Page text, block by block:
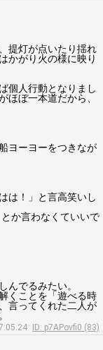
提灯が点いたり揺れ
かがり火の様に映り
個人行動となりまし
ほぼ一本道だから、
ヨーヨーをつきなが
は！」と言高笑いし
か言わなくていいで
でるみたい。
くことを「遊べる時
言ってくれた二人が
ID: p7APovfi0 (83)